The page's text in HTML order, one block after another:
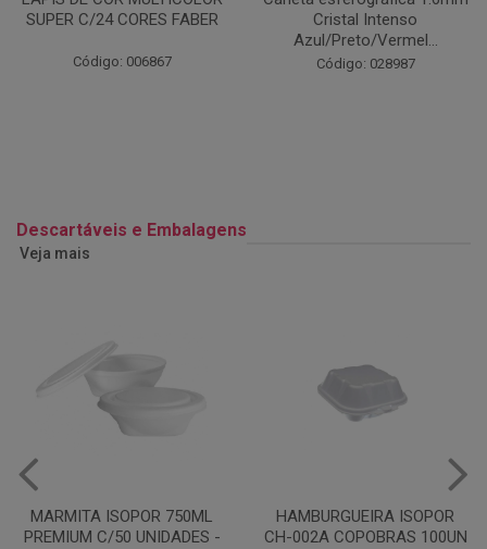
Cristal Intenso
Código: 028987
& LEO
Código: 028164
Descartáveis e Embalagens
Veja mais
HAMBURGUEIRA ISOPOR
CH-002A COPOBRAS 100UN
CAIXA PARDA PIZZA N30
OITAVADA BALUARTE C/10